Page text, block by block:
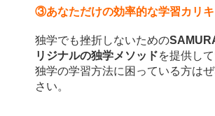
③あなただけの効率的な学習カリ
独学でも挫折しないための
リジナルの独学メソッドを提供して
独学の学習方法に困っている方は
さい。